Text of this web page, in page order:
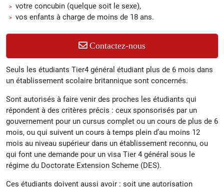
votre concubin (quelque soit le sexe),
vos enfants à charge de moins de 18 ans.
Contactez-nous
Seuls les étudiants Tier4 général étudiant plus de 6 mois dans
un établissement scolaire britannique sont concernés.
Sont autorisés à faire venir des proches les étudiants qui
répondent à des critères précis : ceux sponsorisés par un
gouvernement pour un cursus complet ou un cours de plus de 6
mois, ou qui suivent un cours à temps plein d’au moins 12
mois au niveau supérieur dans un établissement reconnu, ou
qui font une demande pour un visa Tier 4 général sous le
régime du Doctorate Extension Scheme (DES).
Ces étudiants doivent aussi avoir : soit une autorisation